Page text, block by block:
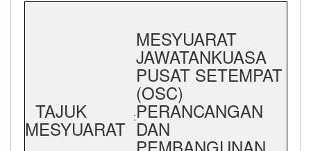
TAJUK
MESYUARAT :
MESYUARAT
JAWATANKUASA
PUSAT SETEMPAT
(OSC)
PERANCANGAN
DAN